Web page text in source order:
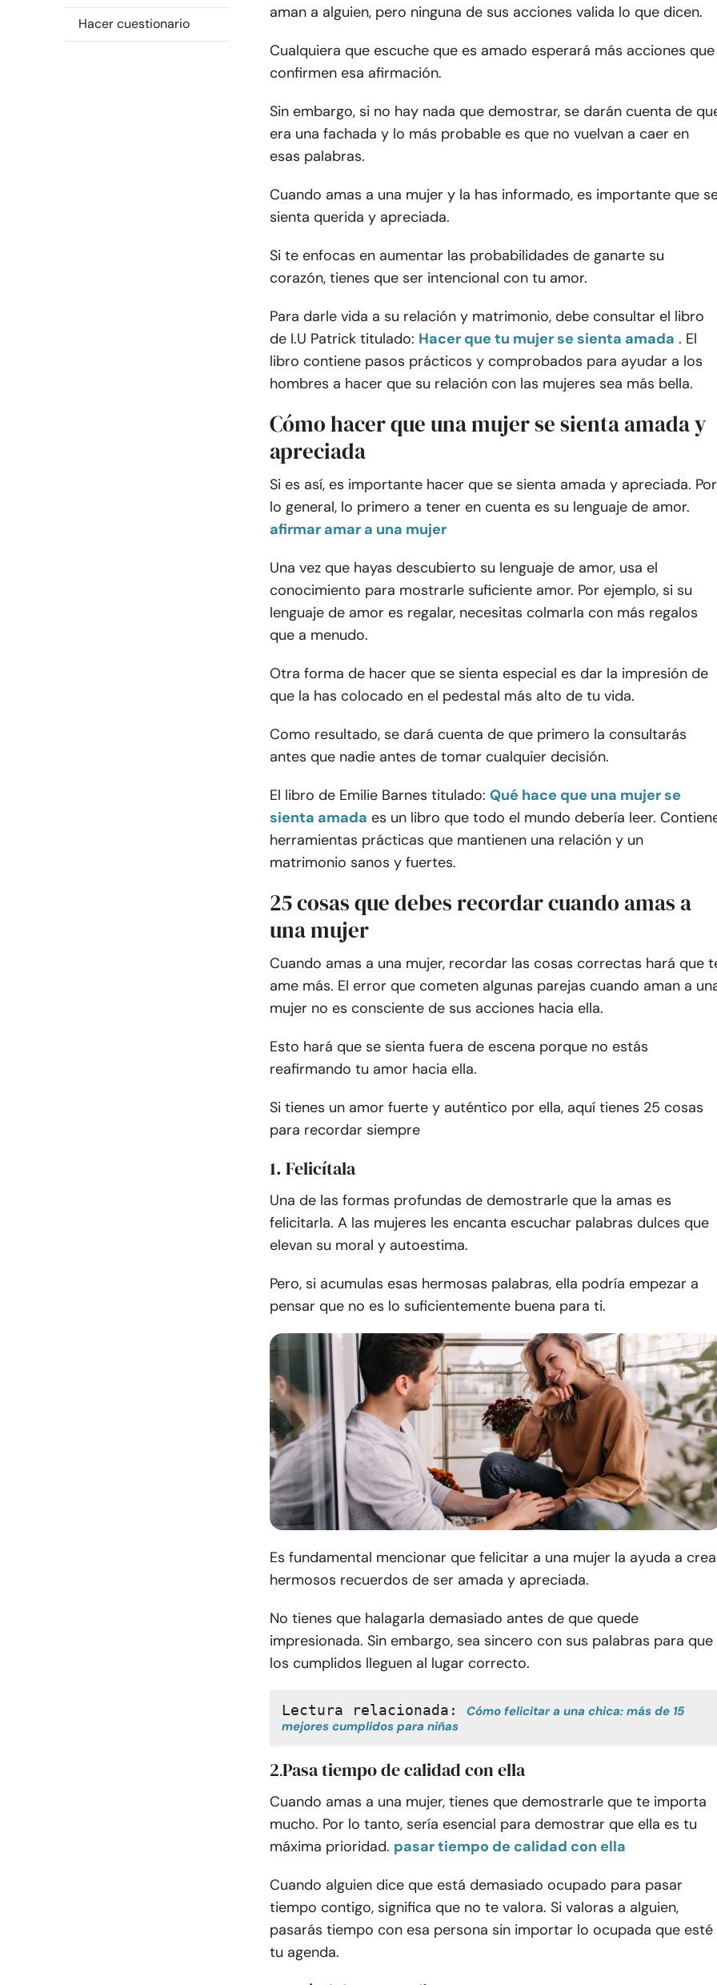
Hacer cuestionario
aman a alguien, pero ninguna de sus acciones valida lo que dicen.
Cualquiera que escuche que es amado esperará más acciones que
confirmen esa afirmación.
Sin embargo, si no hay nada que demostrar, se darán cuenta de
era una fachada y lo más probable es que no vuelvan a caer en
esas palabras.
Cuando amas a una mujer y la has informado, es importante que
sienta querida y apreciada.
Si te enfocas en aumentar las probabilidades de ganarte su
corazón, tienes que ser intencional con tu amor.
Para darle vida a su relación y matrimonio, debe consultar el libro
de I.U Patrick titulado: Hacer que tu mujer se sienta amada . El
libro contiene pasos prácticos y comprobados para ayudar a los
hombres a hacer que su relación con las mujeres sea más bella.
Cómo hacer que una mujer se sienta amada y
apreciada
Si es así, es importante hacer que se sienta amada y apreciada. Por
lo general, lo primero a tener en cuenta es su lenguaje de amor.
afirmar amar a una mujer
Una vez que hayas descubierto su lenguaje de amor, usa el
conocimiento para mostrarle suficiente amor. Por ejemplo, si su
lenguaje de amor es regalar, necesitas colmarla con más regalos
que a menudo.
Otra forma de hacer que se sienta especial es dar la impresión de
que la has colocado en el pedestal más alto de tu vida.
Como resultado, se dará cuenta de que primero la consultarás
antes que nadie antes de tomar cualquier decisión.
El libro de Emilie Barnes titulado: Qué hace que una mujer se
sienta amada es un libro que todo el mundo debería leer.
herramientas prácticas que mantienen una relación y un
matrimonio sanos y fuertes.
25 cosas que debes recordar cuando amas a
una mujer
Cuando amas a una mujer, recordar las cosas correctas hará que
ame más. El error que cometen algunas parejas cuando aman a
mujer no es consciente de sus acciones hacia ella.
Esto hará que se sienta fuera de escena porque no estás
reafirmando tu amor hacia ella.
Si tienes un amor fuerte y auténtico por ella, aquí tienes 25 cosas
para recordar siempre
1. Felicítala
Una de las formas profundas de demostrarle que la amas es
felicitarla. A las mujeres les encanta escuchar palabras dulces que
elevan su moral y autoestima.
Pero, si acumulas esas hermosas palabras, ella podría empezar a
pensar que no es lo suficientemente buena para ti.
Es fundamental mencionar que felicitar a una mujer la ayuda a
hermosos recuerdos de ser amada y apreciada.
No tienes que halagarla demasiado antes de que quede
impresionada. Sin embargo, sea sincero con sus palabras para que
los cumplidos lleguen al lugar correcto.
Lectura relacionada: Cómo felicitar a una chica: más de 15
mejores cumplidos para niñas
2.Pasa tiempo de calidad con ella
Cuando amas a una mujer, tienes que demostrarle que te importa
mucho. Por lo tanto, sería esencial para demostrar que ella es tu
máxima prioridad. pasar tiempo de calidad con ella
Cuando alguien dice que está demasiado ocupado para pasar
tiempo contigo, significa que no te valora. Si valoras a alguien,
pasarás tiempo con esa persona sin importar lo ocupada que esté
tu agenda.